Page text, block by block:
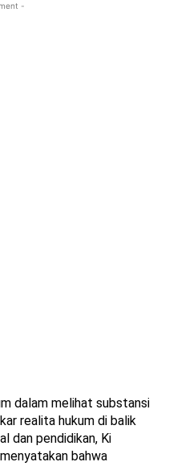
-
dalam melihat substansi
realita hukum di balik
dan pendidikan, Ki
bahwa